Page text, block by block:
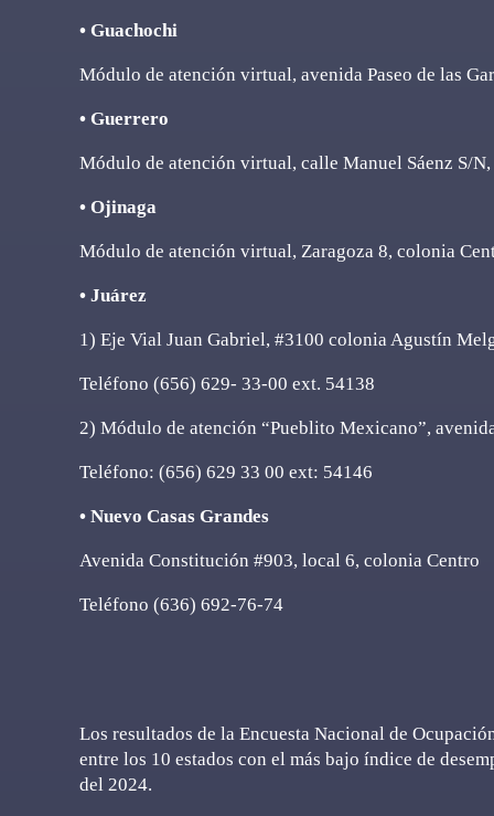
• Guachochi
Módulo de atención virtual, avenida Paseo de las
• Guerrero
Módulo de atención virtual, calle Manuel Sáenz S/
• Ojinaga
Módulo de atención virtual, Zaragoza 8, colonia
• Juárez
1) Eje Vial Juan Gabriel, #3100 colonia Agustín
Teléfono (656) 629- 33-00 ext. 54138
2) Módulo de atención “Pueblito Mexicano”,
Teléfono: (656) 629 33 00 ext: 54146
• Nuevo Casas Grandes
Avenida Constitución #903, local 6, colonia Centro
Teléfono (636) 692-76-74
Los resultados de la Encuesta Nacional de
entre los 10 estados con el más bajo índice de
del 2024.